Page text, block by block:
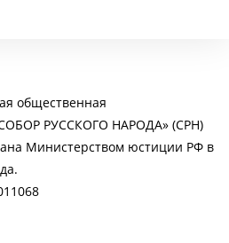
общественная
РУССКОГО НАРОДА» (СРН)
Министерством юстиции РФ в